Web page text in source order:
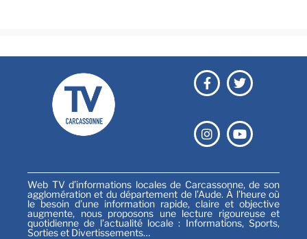
Web TV d’informations locales de Carcassonne, de son
agglomération et du département de l’Aude. À l’heure où
le besoin d’une information rapide, claire et objective
augmente, nous proposons une lecture rigoureuse et
quotidienne de l’actualité locale : Informations, Sports,
Sorties et Divertissements…